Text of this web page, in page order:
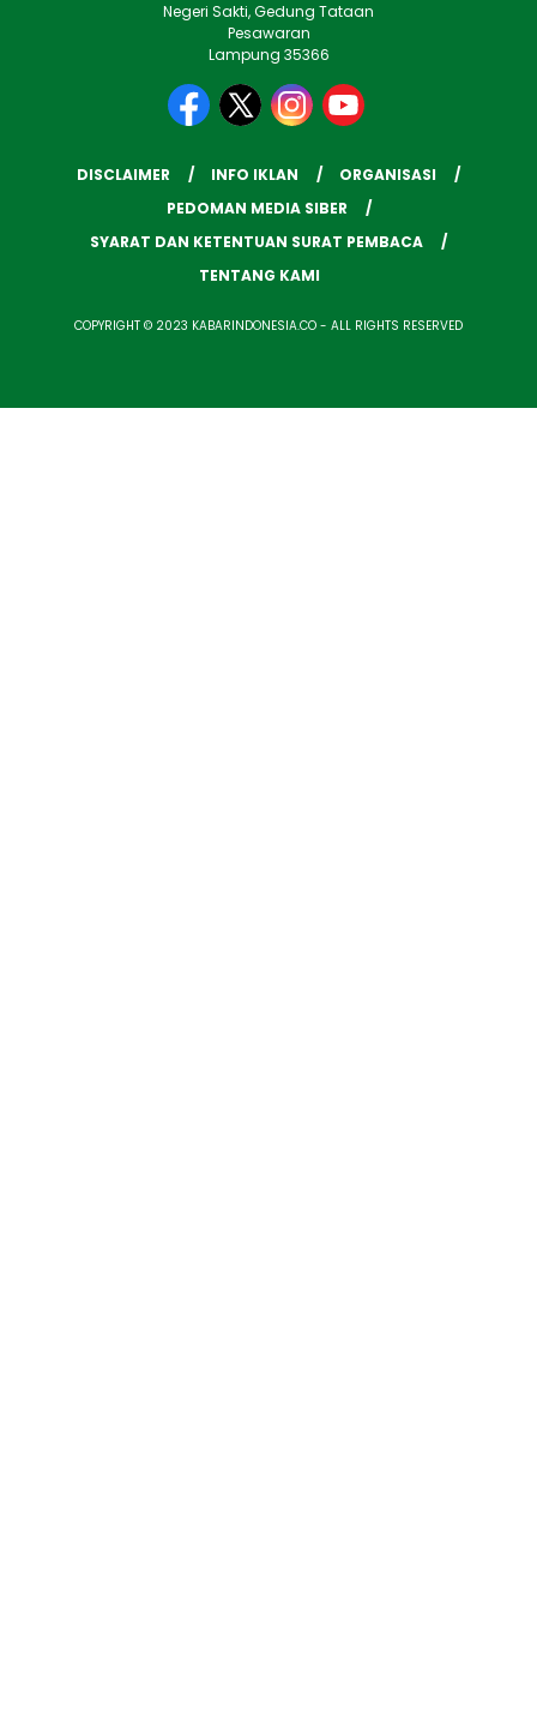
Negeri Sakti, Gedung Tataan
Pesawaran
Lampung 35366
DISCLAIMER INFO IKLAN
ORGANISASI
PEDOMAN MEDIA SIBER
SYARAT DAN KETENTUAN SURAT PEMBACA
TENTANG KAMI
COPYRIGHT © 2023 KABARINDONESIA.CO - ALL RIGHTS RESERVED